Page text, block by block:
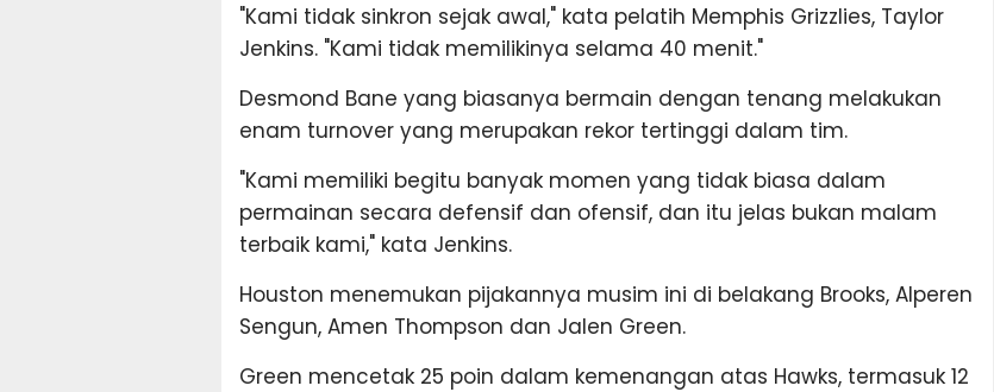
"Kami tidak sinkron sejak awal," kata pelatih Memphis Grizzlies, Taylor
Jenkins. "Kami tidak memilikinya selama 40 menit."
Desmond Bane yang biasanya bermain dengan tenang melakukan
enam turnover yang merupakan rekor tertinggi dalam tim.
"Kami memiliki begitu banyak momen yang tidak biasa dalam
permainan secara defensif dan ofensif, dan itu jelas bukan malam
terbaik kami," kata Jenkins.
Houston menemukan pijakannya musim ini di belakang Brooks, Alperen
Sengun, Amen Thompson dan Jalen Green.
Green mencetak 25 poin dalam kemenangan atas Hawks, termasuk 12